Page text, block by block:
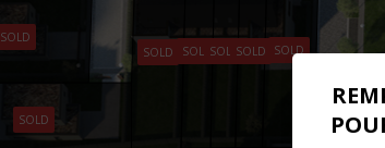
SOLD SOLDSOLDSOLD SOLD
SOLD
SOLD